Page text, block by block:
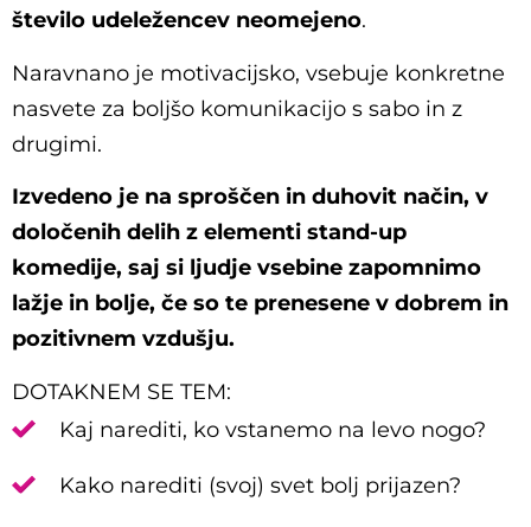
število udeležencev neomejeno.
Naravnano je motivacijsko, vsebuje konkretne
nasvete za boljšo komunikacijo s sabo in z
drugimi.
Izvedeno je na sproščen in duhovit način, v
določenih delih z elementi stand-up
komedije, saj si ljudje vsebine zapomnimo
lažje in bolje, če so te prenesene v dobrem in
pozitivnem vzdušju.
DOTAKNEM SE TEM:
Kaj narediti, ko vstanemo na levo nogo?
Kako narediti (svoj) svet bolj prijazen?